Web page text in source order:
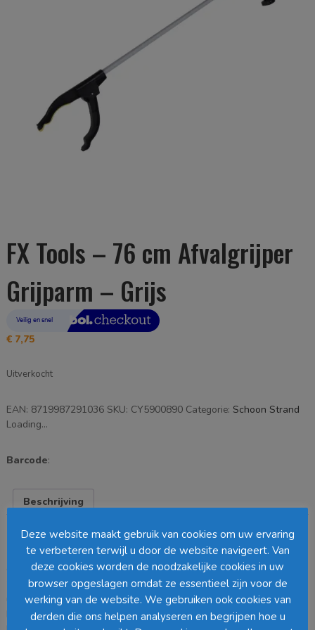
FX Tools – 76 cm Afvalgrijper
Grijparm – Grijs
€7,75
Uitverkocht
EAN: 8719987291036 SKU: CY5900890 Categorie: Schoon Strand
Loading...
Barcode:
Beschrijving
Beschrijving
Ontdek het gemak van deze veelzijdige grijparm met een lengte van
76 cm, vervaardigd uit hoogwaardig kunststof en aluminium en is
uitgevoerd in een stijlvolle grijze tint. Of je nu op zoek bent naar een
handig hulpmiddel voor dagelijkse taken of een assistent bij het
Deze website maakt gebruik van cookies om uw ervaring
te verbeteren terwijl u door de website navigeert. Van
deze cookies worden de noodzakelijke cookies in uw
browser opgeslagen omdat ze essentieel zijn voor de
werking van de website. We gebruiken ook cookies van
derden die ons helpen analyseren en begrijpen hoe u